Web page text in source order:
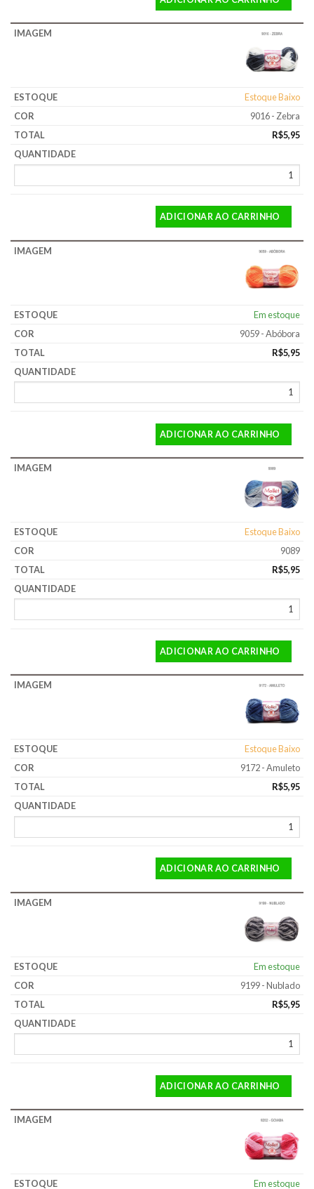
Estoque Baixo
9016 - Zebra
R$5,95
ADICIONAR AO CARRINHO
Em estoque
9059 - Abóbora
R$5,95
ADICIONAR AO CARRINHO
Estoque Baixo
9089
R$5,95
ADICIONAR AO CARRINHO
Estoque Baixo
9172 - Amuleto
R$5,95
ADICIONAR AO CARRINHO
Em estoque
9199 - Nublado
R$5,95
ADICIONAR AO CARRINHO
Em estoque